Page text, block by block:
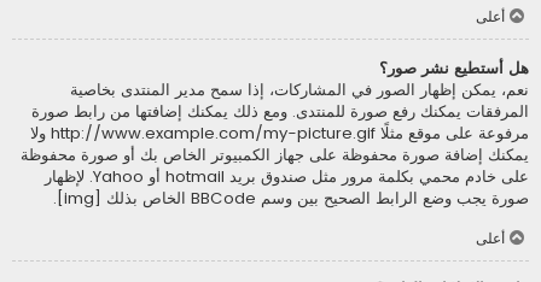
أعلى
هل أستطيع نشر صور؟
نعم، يمكن إظهار الصور في المشاركات، إذا سمح مدير المنتدى بخاصية
المرفقات يمكنك رفع صورة للمنتدى. ومع ذلك يمكنك إضافتها من رابط صورة
مرفوعة على موقع مثلًا http://www.example.com/my-picture.gif ولا
يمكنك إضافة صورة محفوظة على جهاز الكمبيوتر الخاص بك أو صورة محفوظة
على خادم محمي بكلمة مرور مثل صندوق بريد hotmail أو Yahoo. لإظهار
صورة يجب وضع الرابط الصحيح بين وسم BBCode الخاص بذلك [img].
أعلى